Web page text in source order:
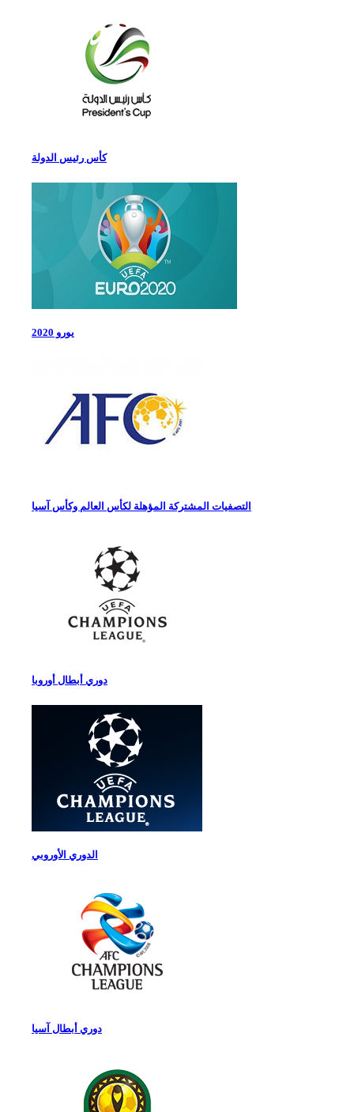
كأس رئيس الدولة
يورو 2020
التصفيات المشتركة المؤهلة لكأس العالم وكأس آسيا
دوري أبطال أوروبا
الدوري الأوروبي
دوري أبطال آسيا